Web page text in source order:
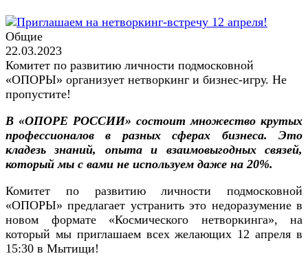
Общие
22.03.2023
Комитет по развитию личности подмосковной
«ОПОРЫ» организует нетворкинг и бизнес-игру. Не
пропустите!
В «ОПОРЕ РОССИИ» состоит множество крутых
профессионалов в разных сферах бизнеса. Это
кладезь знаний, опыта и взаимовыгодных связей,
который мы с вами не используем даже на 20%.
Комитет по развитию личности подмосковной
«ОПОРЫ» предлагает устранить это недоразумение в
новом формате «Космического нетворкинга», на
который мы приглашаем всех желающих 12 апреля в
15:30 в Мытищи!